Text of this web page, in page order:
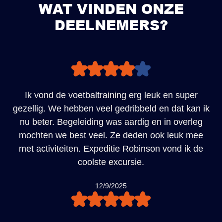
WAT VINDEN ONZE
DEELNEMERS?
Ik vond de voetbaltraining erg leuk en super
gezellig. We hebben veel gedribbeld en dat kan ik
nu beter. Begeleiding was aardig en in overleg
mochten we best veel. Ze deden ook leuk mee
met activiteiten. Expeditie Robinson vond ik de
coolste excursie.
12/9/2025